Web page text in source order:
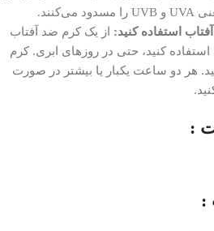
استفاده کنید: از یک کرم ضد آفتاب
با طیف وسیع و حداقل SPF 30 استفاده کنید، حتی در روزهای ابری. کرم
هر دو ساعت یکبار یا بیشتر در صورت
:
: